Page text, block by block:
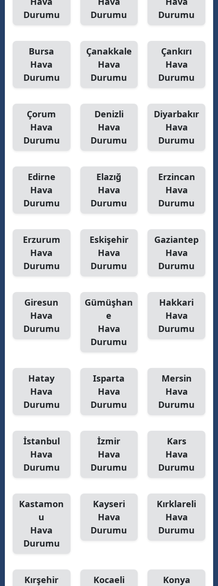
Durumu
Durumu
Durumu
Bursa
Hava
Durumu
Çanakkale
Hava
Durumu
Çankırı
Hava
Durumu
Çorum
Hava
Durumu
Denizli
Hava
Durumu
Diyarbakır
Hava
Durumu
Edirne
Hava
Durumu
Elazığ
Hava
Durumu
Erzincan
Hava
Durumu
Erzurum
Hava
Durumu
Eskişehir
Hava
Durumu
Gaziantep
Hava
Durumu
Giresun
Hava
Durumu
Gümüşhan
e
Hava
Durumu
Hakkari
Hava
Durumu
Hatay
Hava
Durumu
Isparta
Hava
Durumu
Mersin
Hava
Durumu
İstanbul
Hava
Durumu
İzmir
Hava
Durumu
Kars
Hava
Durumu
Kastamon
u
Hava
Durumu
Kayseri
Hava
Durumu
Kırklareli
Hava
Durumu
Kırşehir
Kocaeli
Konya